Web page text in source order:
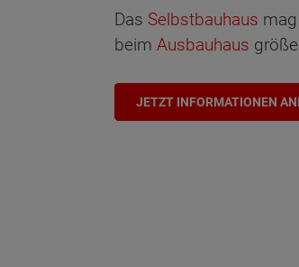
Das Selbstbauhaus
beim Ausbauhaus
JETZT INFORMATIONEN